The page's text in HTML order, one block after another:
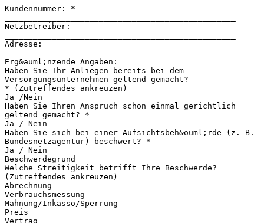
Kundennummer: *
Netzbetreiber:
Adresse:
Erg&auml;nzende Angaben:
Haben Sie Ihr Anliegen bereits bei dem
Versorgungsunternehmen geltend gemacht?
* (Zutreffendes ankreuzen)
Ja /Nein
Haben Sie Ihren Anspruch schon einmal gerichtlich
geltend gemacht? *
Ja / Nein
Haben Sie sich bei einer Aufsichtsbeh&ouml;rde (z. B.
Bundesnetzagentur) beschwert? *
Ja / Nein
Beschwerdegrund
Welche Streitigkeit betrifft Ihre Beschwerde?
(Zutreffendes ankreuzen)
Abrechnung
Verbrauchsmessung
Mahnung/Inkasso/Sperrung
Preis
Vertrag